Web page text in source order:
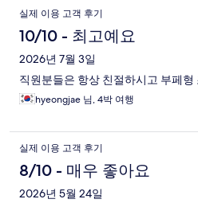
실제 이용 고객 후기
10/10 - 최고예요
2026년 7월 3일
직원분들은 항상 친절하시고 부페
hyeongjae 님, 4박 여행
실제 이용 고객 후기
8/10 - 매우 좋아요
2026년 5월 24일